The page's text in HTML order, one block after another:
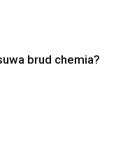
brud chemia?